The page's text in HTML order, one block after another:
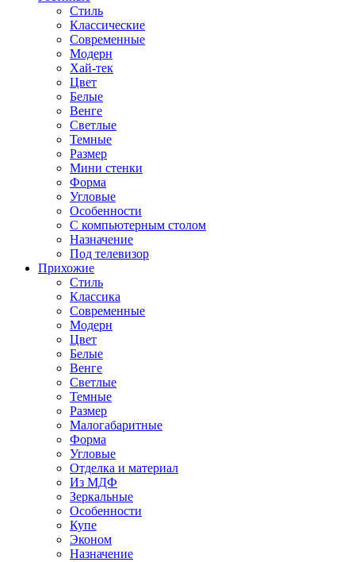
Стиль
Классические
Современные
Модерн
Хай-тек
Цвет
Белые
Венге
Светлые
Темные
Размер
Мини стенки
Форма
Угловые
Особенности
С компьютерным столом
Назначение
Под телевизор
Прихожие
Стиль
Классика
Современные
Модерн
Цвет
Белые
Венге
Светлые
Темные
Размер
Малогабаритные
Форма
Угловые
Отделка и материал
Из МДФ
Зеркальные
Особенности
Купе
Эконом
Назначение